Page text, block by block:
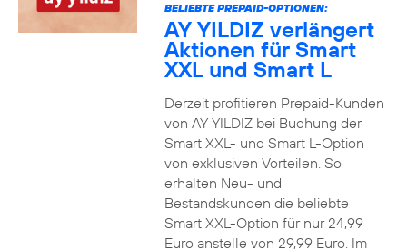
BELIEBTE PREPAID-OPTIONEN:
AY YILDIZ verlängert
Aktionen für Smart
XXL und Smart L
Derzeit profitieren Prepaid-Kunden
von AY YILDIZ bei Buchung der
Smart XXL- und Smart L-Option
von exklusiven Vorteilen. So
erhalten Neu- und
Bestandskunden die beliebte
Smart XXL-Option für nur 24,99
Euro anstelle von 29,99 Euro. Im